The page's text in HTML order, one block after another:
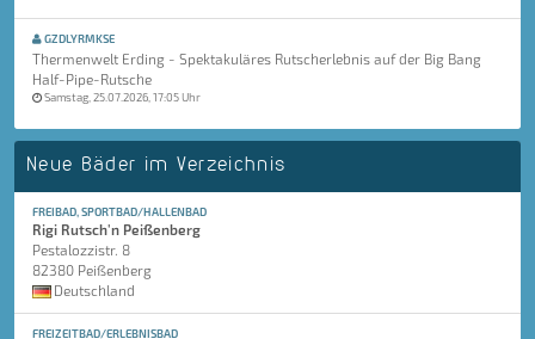
GZDLYRMKSE
Thermenwelt Erding - Spektakuläres Rutscherlebnis auf der Big Bang
Half-Pipe-Rutsche
Samstag, 25.07.2026, 17:05 Uhr
Neue Bäder im Verzeichnis
FREIBAD, SPORTBAD/HALLENBAD
Rigi Rutsch'n Peißenberg
Pestalozzistr. 8
82380 Peißenberg
Deutschland
FREIZEITBAD/ERLEBNISBAD